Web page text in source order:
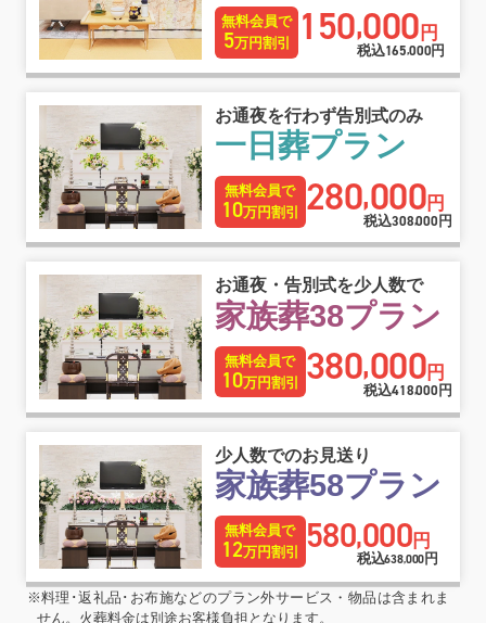
無料会員で
5万円割引 150,000 円
税込165,000円
お通夜を行わず告別式のみ
一日葬プラン
無料会員で
10万円割引 280,000円
税込308,000円
お通夜・告別式を少人数で
家族葬38プラン
無料会員で
10万円割引 380,000円
税込418,000 円
少人数でのお見送り
家族葬58プラン
無料会員で
12万円割引 580,000円
税込638,000円
※料理･返礼品･お布施などのプラン外サービス・物品は含まれま
せん。火葬料金は別途お客様負担となります。